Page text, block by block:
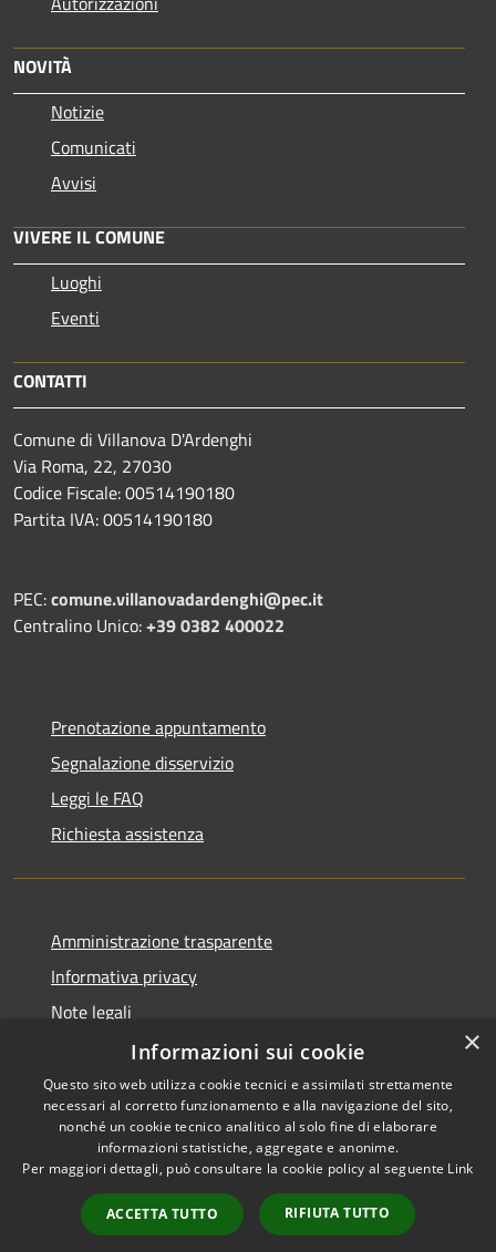
NOVITÀ
Notizie
Comunicati
Avvisi
VIVERE IL COMUNE
Luoghi
Eventi
CONTATTI
Comune di Villanova D'Ardenghi
Via Roma, 22, 27030
Codice Fiscale: 00514190180
Partita IVA: 00514190180
PEC:comune.villanovadardenghi@pec.it
Centralino Unico:+39 0382 400022
Prenotazione appuntamento
Segnalazione disservizio
Leggi le FAQ
Richiesta assistenza
Amministrazione trasparente
Informativa privacy
Note legali
Dichiarazione di accessibilità
RSS
Accessibilità
Copyright © 2026 • Comune di
Villanova d'Ardenghi • Powered
byMunicipium
Accesso
redazione
×
Informazioni sui cookie
Questo sito web utilizza cookie tecnici e assimilati strettamente
necessari al corretto funzionamento e alla navigazione del sito,
nonché un cookie tecnico analitico al solo fine di elaborare
informazioni statistiche, aggregate e anonime.
Per maggiori dettagli, può consultare la cookie policy al seguente Link
ACCETTA TUTTO RIFIUTA TUTTO